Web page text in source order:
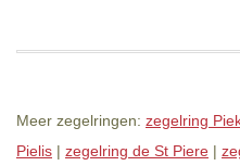
Meer zegelringen: zegelring
Pielis | zegelring de St Piere |